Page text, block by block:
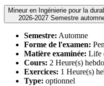
Mineur en Ingénierie pour la
2026-2027 Semestre
Semestre: Automne
Forme de l'examen:
Matière examinée: Life
Cours: 2 Heure(s)
Exercices: 1 Heure(s)
Type: optionnel